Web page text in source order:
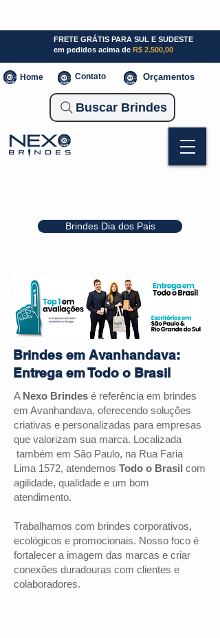
Brindes Dia dos Pais
FRETE GRÁTIS PARA SUL E SUDESTE
em pedidos acima de R$ 2.500,00
Home Contato Orçamentos
Buscar Brindes
Brindes em Avanhandava:
Entrega em Todo o Brasil
A Nexo Brindes é referência em brindes
em Avanhandava, oferecendo soluções
criativas e personalizadas para empresas
que valorizam sua marca. Localizada
também em São Paulo, na Rua Faria
Lima 1572, atendemos Todo o Brasil com
agilidade, qualidade e um bom
atendimento.
Trabalhamos com brindes corporativos,
ecológicos e promocionais. Nosso foco é
fortalecer a imagem das marcas e criar
conexões duradouras com clientes e
colaboradores.